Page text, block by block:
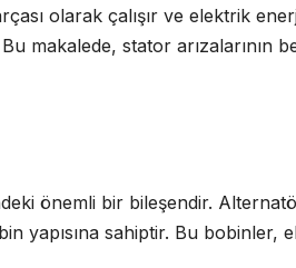
olarak çalışır ve elektrik
makalede, stator arızalarının
önemli bir bileşendir.
yapısına sahiptir. Bu